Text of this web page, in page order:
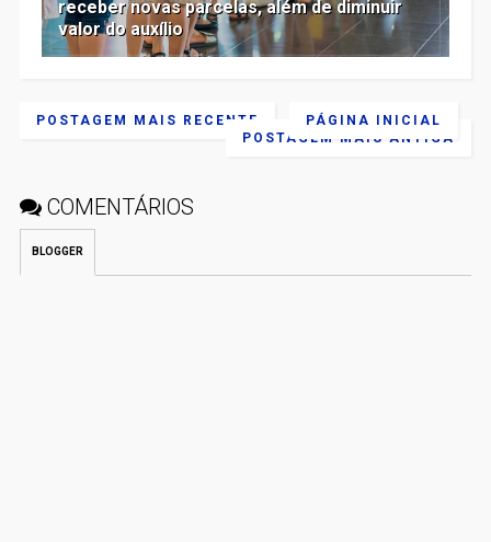
receber novas parcelas, além de diminuir
valor do auxílio
POSTAGEM MAIS RECENTE
POSTAGEM MAIS ANTIGA
PÁGINA INICIAL
COMENTÁRIOS
BLOGGER